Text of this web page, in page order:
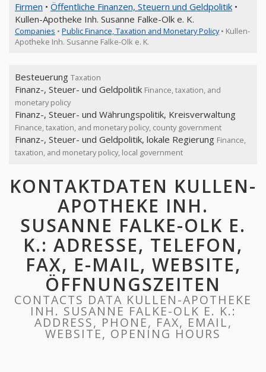
Firmen • Öffentliche Finanzen, Steuern und Geldpolitik •
Kullen-Apotheke Inh. Susanne Falke-Olk e. K.
Companies • Public Finance, Taxation and Monetary Policy• Kullen-
Apotheke Inh. Susanne Falke-Olk e. K.
Besteuerung Taxation
Finanz-, Steuer- und Geldpolitik Finance, taxation, and
monetary policy
Finanz-, Steuer- und Währungspolitik, Kreisverwaltung
Finance, taxation, and monetary policy, county government
Finanz-, Steuer- und Geldpolitik, lokale Regierung Finance,
taxation, and monetary policy, local government
KONTAKTDATEN KULLEN-
APOTHEKE INH.
SUSANNE FALKE-OLK E.
K.: ADRESSE, TELEFON,
FAX, E-MAIL, WEBSITE,
ÖFFNUNGSZEITEN
CONTACTS DATA KULLEN-APOTHEKE
INH. SUSANNE FALKE-OLK E. K.:
ADDRESS, PHONE, FAX, EMAIL,
WEBSITE, OPENING HOURS